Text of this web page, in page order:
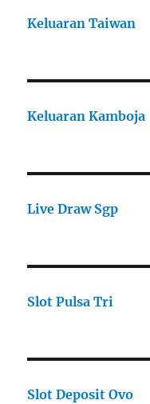
Keluaran Taiwan
Keluaran Kamboja
Live Draw Sgp
Slot Pulsa Tri
Slot Deposit Ovo